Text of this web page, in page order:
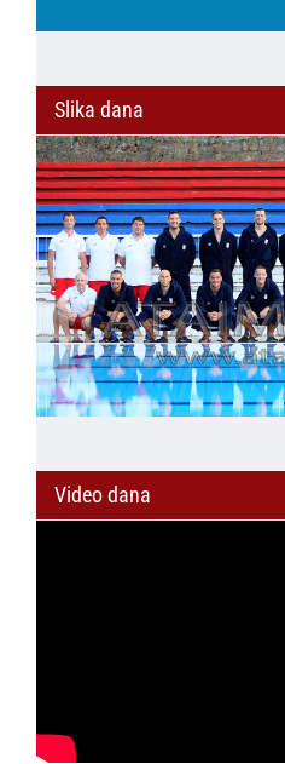
Slika dana
Video dana